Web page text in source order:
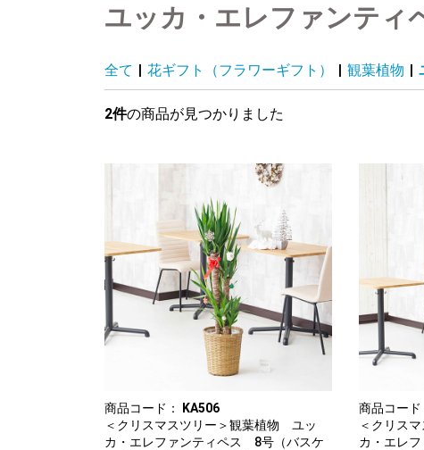
ユッカ・エレファンティ
全て | 花ギフト（フラワーギフト） | 観葉植物 |
2件の商品が見つかりました
商品コード：
KA506
＜クリスマスツリー＞観葉植物 ユッ
カ・エレファンティペス 8号（バスケ
商品コード
＜クリス
カ・エレ